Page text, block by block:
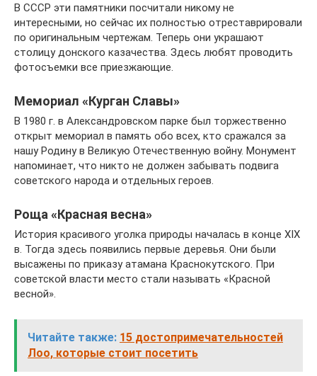
В СССР эти памятники посчитали никому не
интересными, но сейчас их полностью отреставрировали
по оригинальным чертежам. Теперь они украшают
столицу донского казачества. Здесь любят проводить
фотосъемки все приезжающие.
Мемориал «Курган Славы»
В 1980 г. в Александровском парке был торжественно
открыт мемориал в память обо всех, кто сражался за
нашу Родину в Великую Отечественную войну. Монумент
напоминает, что никто не должен забывать подвига
советского народа и отдельных героев.
Роща «Красная весна»
История красивого уголка природы началась в конце XIX
в. Тогда здесь появились первые деревья. Они были
высажены по приказу атамана Краснокутского. При
советской власти место стали называть «Красной
весной».
Читайте также: 15 достопримечательностей
Лоо, которые стоит посетить